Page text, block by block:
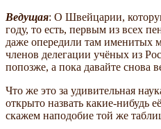
Ведущая: О Швейцарии,
году, то есть, первым из всех
даже опередили там именитых
членов делегации учёных из
попозже, а пока давайте снова
Что же это за удивительная
открыто назвать какие-нибудь
скажем наподобие той же